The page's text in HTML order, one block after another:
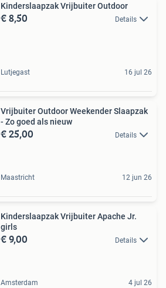
Kinderslaapzak Vrijbuiter Outdoor
€ 8,50 Details
Lutjegast 16 jul 26
Vrijbuiter Outdoor Weekender Slaapzak
- Zo goed als nieuw
€ 25,00 Details
Maastricht 12 jun 26
Kinderslaapzak Vrijbuiter Apache Jr.
girls
€ 9,00 Details
Amsterdam 4 jul 26